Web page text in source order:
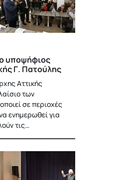
υποψήφιος
Γ. Πατούλης
Αττικής
των
σε περιοχές
ενημερωθεί για
τις…